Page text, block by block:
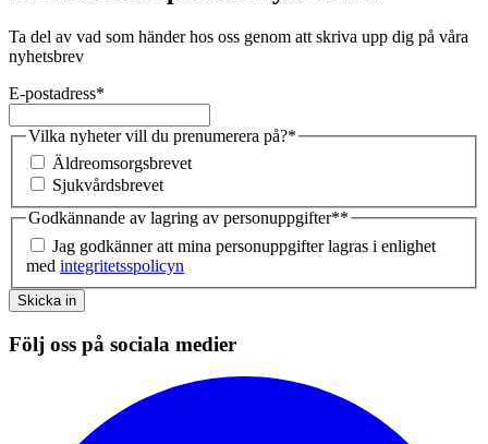
Ta del av vad som händer hos oss genom att skriva upp dig på våra
nyhetsbrev
E-postadress*
Vilka nyheter vill du prenumerera på?*
Äldreomsorgsbrevet
Sjukvårdsbrevet
Godkännande av lagring av personuppgifter**
Jag godkänner att mina personuppgifter lagras i enlighet
med integritetsspolicyn
Skicka in
Följ oss på sociala medier